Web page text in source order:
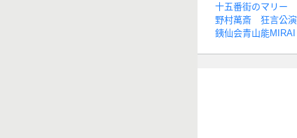
十五番街のマリー
野村萬斎 狂言公演
銕仙会青山能MIRAI